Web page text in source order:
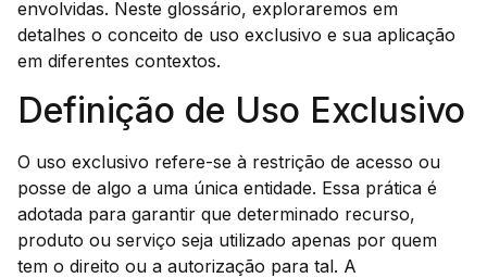
envolvidas. Neste glossário, exploraremos em
detalhes o conceito de uso exclusivo e sua aplicação
em diferentes contextos.
Definição de Uso Exclusivo
O uso exclusivo refere-se à restrição de acesso ou
posse de algo a uma única entidade. Essa prática é
adotada para garantir que determinado recurso,
produto ou serviço seja utilizado apenas por quem
tem o direito ou a autorização para tal. A